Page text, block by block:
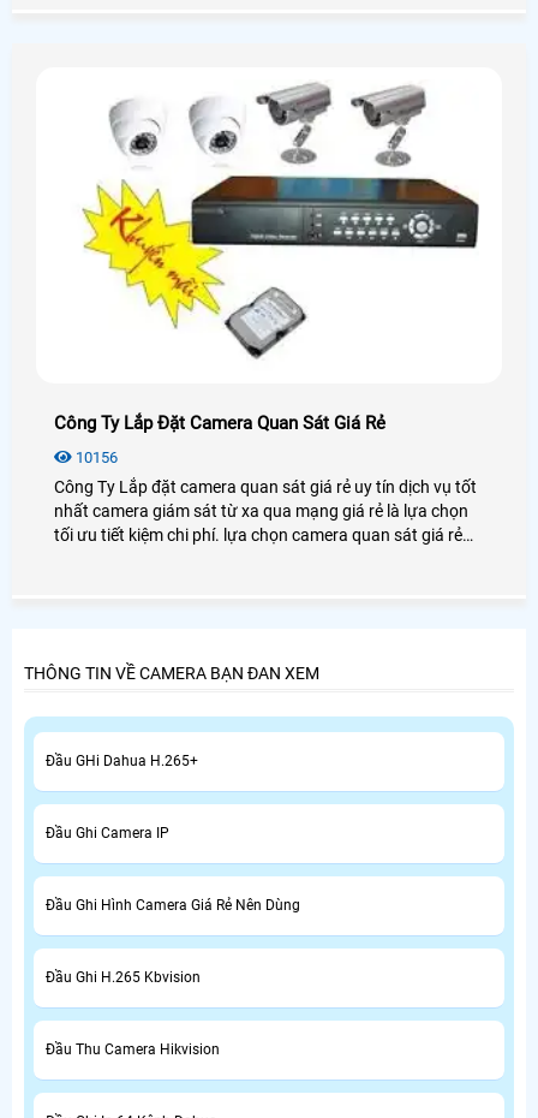
Công Ty Lắp Đặt Camera Quan Sát Giá Rẻ
10156
Công Ty Lắp đặt camera quan sát giá rẻ uy tín dịch vụ tốt
nhất camera giám sát từ xa qua mạng giá rẻ là lựa chọn
tối ưu tiết kiệm chi phí. lựa chọn camera quan sát giá rẻ
THÔNG TIN VỀ CAMERA BẠN ĐAN XEM
Đầu GHi Dahua H.265+
Đầu Ghi Camera IP
Đầu Ghi Hình Camera Giá Rẻ Nên Dùng
Đầu Ghi H.265 Kbvision
Đầu Thu Camera Hikvision